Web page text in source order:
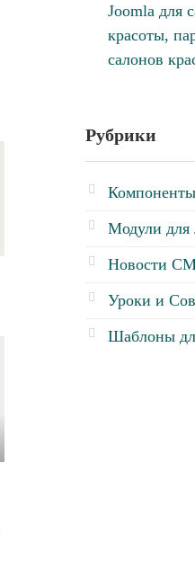
Joomla для
красоты,
салонов
Рубрики
Модули для
Новости
Уроки и
Шаблоны